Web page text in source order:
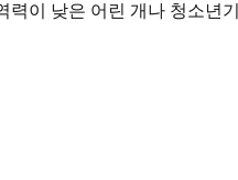
이 낮은 어린 개나 청소년